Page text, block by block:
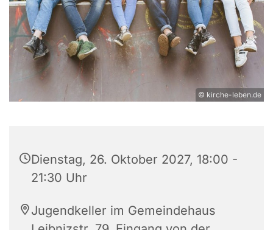
© kirche-leben.de
Dienstag, 26. Oktober 2027, 18:00 -
21:30 Uhr
Jugendkeller im Gemeindehaus